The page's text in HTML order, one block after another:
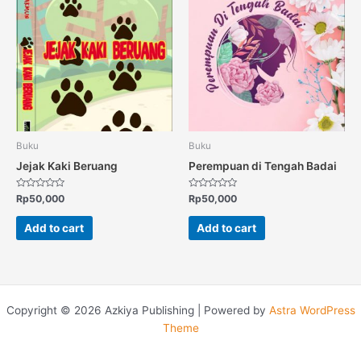
Buku
Jejak Kaki Beruang
Rated
0
out
Rp50,000
Add to cart
Buku
Perempuan di Tengah Badai
Rated
0
out
Rp50,000
Add to cart
Copyright © 2026 Azkiya Publishing | Powered by Astra WordPress
Theme